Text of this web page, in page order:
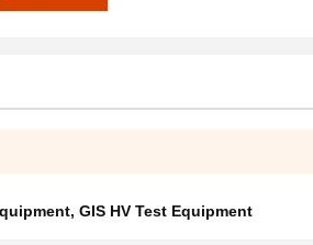
, GIS HV Test Equipment